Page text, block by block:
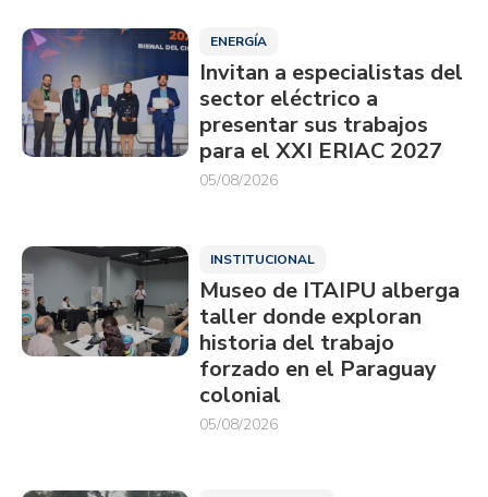
ENERGÍA
Invitan a especialistas del
sector eléctrico a
presentar sus trabajos
para el XXI ERIAC 2027
05/08/2026
INSTITUCIONAL
Museo de ITAIPU alberga
taller donde exploran
historia del trabajo
forzado en el Paraguay
colonial
05/08/2026